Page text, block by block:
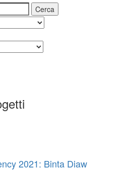
2021: Binta Diaw